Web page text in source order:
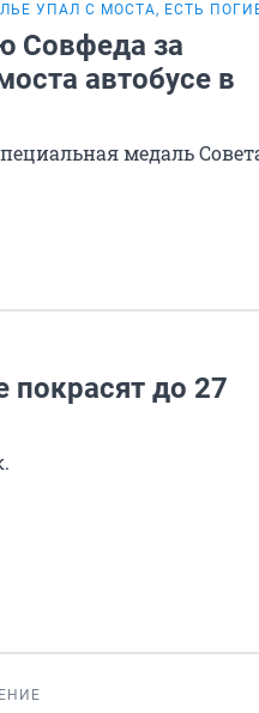
УПАЛ С МОСТА, ЕСТЬ
Совфеда за
автобусе в
медаль
покрасят до 27